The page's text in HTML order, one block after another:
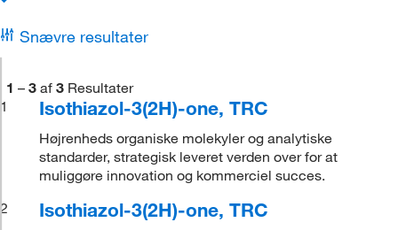
Snævre resultater
1 – 3 af 3 Resultater
1
Isothiazol-3(2H)-one, TRC
Højrenheds organiske molekyler og analytiske
standarder, strategisk leveret verden over for at
muliggøre innovation og kommerciel succes.
2
Isothiazol-3(2H)-one, TRC